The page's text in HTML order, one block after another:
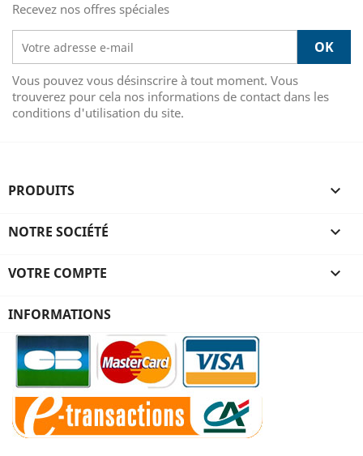
Recevez nos offres spéciales
Vous pouvez vous désinscrire à tout moment. Vous
trouverez pour cela nos informations de contact dans les
conditions d'utilisation du site.
PRODUITS 
NOTRE SOCIÉTÉ 
VOTRE COMPTE 
INFORMATIONS